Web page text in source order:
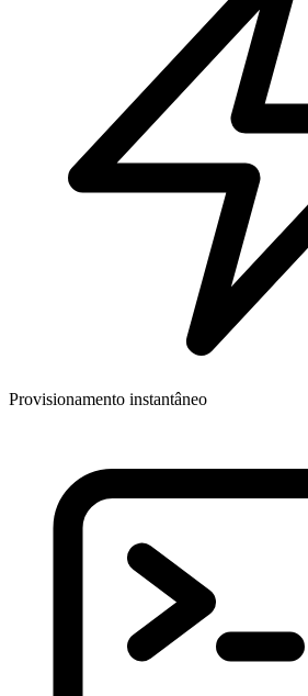
Provisionamento instantâneo